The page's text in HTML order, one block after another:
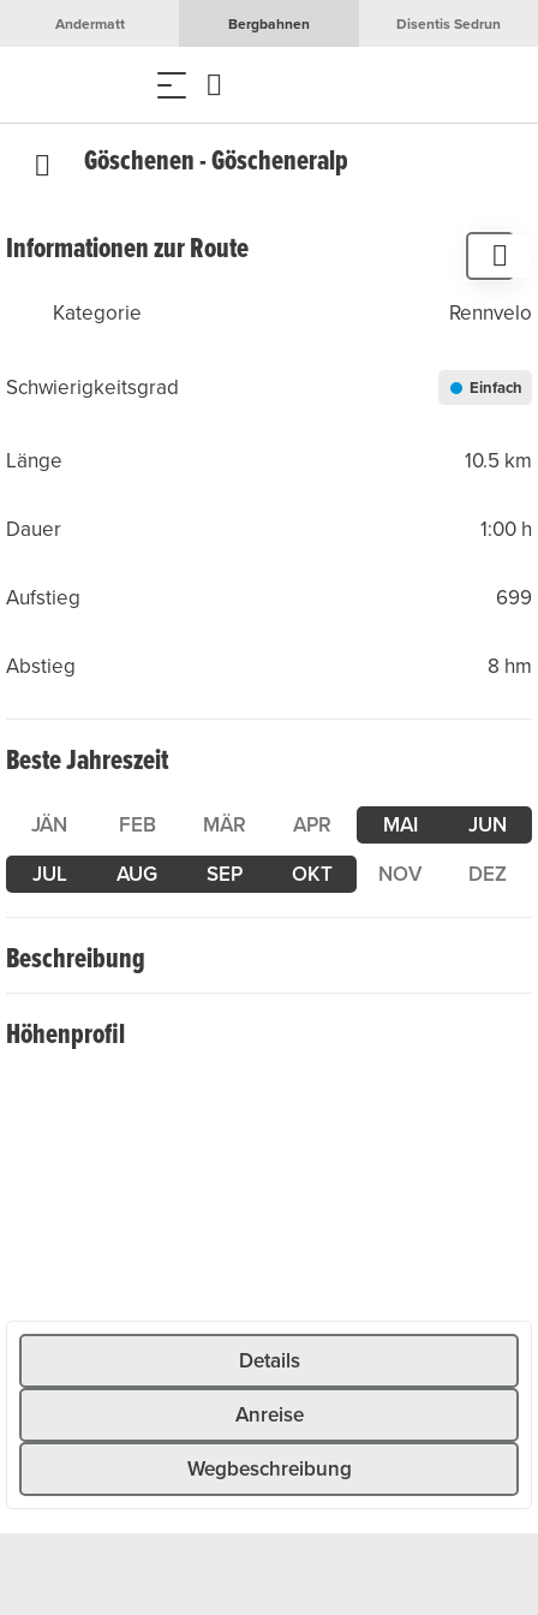
Andermatt Bergbahnen Disentis Sedrun
Göschenen - Göscheneralp
Informationen zur Route
Kategorie Rennvelo
Schwierigkeitsgrad Einfach
Länge 10.5 km
Dauer 1:00 h
Aufstieg 699
Abstieg 8 hm
Beste Jahreszeit
JÄN FEB MÄR APR MAI
JUN
JUL
AUG SEP OKT NOV DEZ
Beschreibung
ein Geheimtipp für alle, die ruhige Strassen und
eindrucksvolle Natur schätzen. Die gut ausgebaute
laden der Stausee und verschiedene
Einkehrmöglichkeiten zu einer wohlverdienten Pause ein,
bevor es auf derselben Strecke zurück nach Göschenen
Höhenprofil
Details
Anreise
Wegbeschreibung